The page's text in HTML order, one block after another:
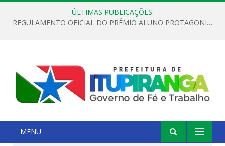
ÚLTIMAS PUBLICAÇÕES:
REGULAMENTO OFICIAL DO PRÊMIO ALUNO PROTAGONISTA – EDIÇÃO 2026
MENU